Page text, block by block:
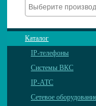
Каталог
IP-телефоны
Системы ВКС
IP-АТС
Сетевое